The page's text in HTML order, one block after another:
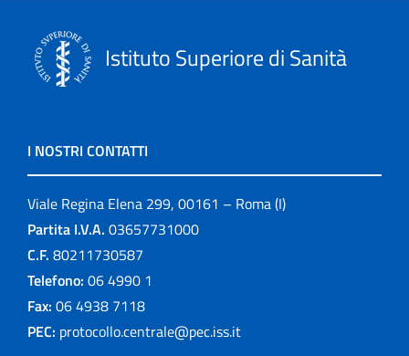
Istituto Superiore di Sanità
I NOSTRI CONTATTI
Viale Regina Elena 299, 00161 – Roma (I)
Partita I.V.A. 03657731000
C.F. 80211730587
Telefono: 06 4990 1
Fax: 06 4938 7118
PEC: protocollo.centrale@pec.iss.it